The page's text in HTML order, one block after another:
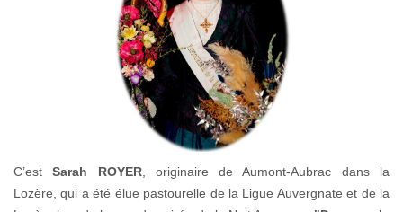
C’estSarah ROYER, originaire de Aumont-Aubrac dans la
Lozère, qui a été élue pastourelle de la Ligue Auvergnate et de la